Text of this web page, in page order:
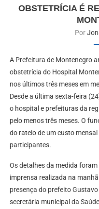
OBSTETRÍCIA É
Por
A Prefeitura de Montenegro
obstetrícia do Hospital
nos últimos três meses em
Desde a última sexta-feira
o hospital e prefeituras da
pelo menos três meses. O
do rateio de um custo
participantes.
Os detalhes da medida
imprensa realizada na
presença do prefeito
secretária municipal da